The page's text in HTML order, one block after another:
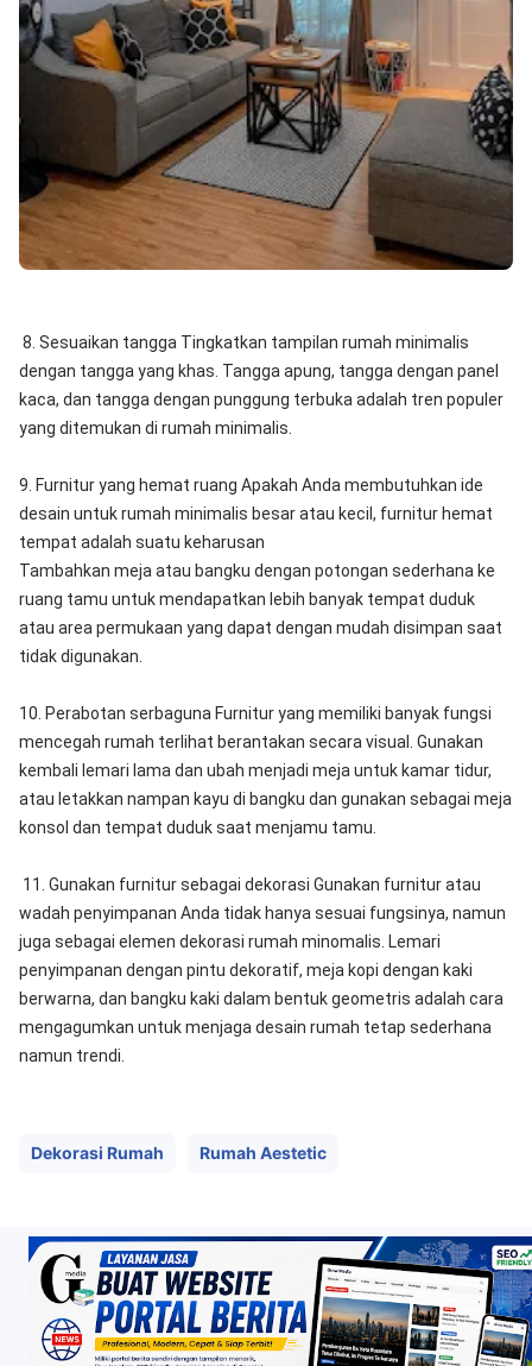
8. Sesuaikan tangga Tingkatkan tampilan rumah minimalis
dengan tangga yang khas. Tangga apung, tangga dengan panel
kaca, dan tangga dengan punggung terbuka adalah tren populer
yang ditemukan di rumah minimalis.
9. Furnitur yang hemat ruang Apakah Anda membutuhkan ide
desain untuk rumah minimalis besar atau kecil, furnitur hemat
tempat adalah suatu keharusan
Tambahkan meja atau bangku dengan potongan sederhana ke
ruang tamu untuk mendapatkan lebih banyak tempat duduk
atau area permukaan yang dapat dengan mudah disimpan saat
tidak digunakan.
10. Perabotan serbaguna Furnitur yang memiliki banyak fungsi
mencegah rumah terlihat berantakan secara visual. Gunakan
kembali lemari lama dan ubah menjadi meja untuk kamar tidur,
atau letakkan nampan kayu di bangku dan gunakan sebagai meja
konsol dan tempat duduk saat menjamu tamu.
11. Gunakan furnitur sebagai dekorasi Gunakan furnitur atau
wadah penyimpanan Anda tidak hanya sesuai fungsinya, namun
juga sebagai elemen dekorasi rumah minomalis. Lemari
penyimpanan dengan pintu dekoratif, meja kopi dengan kaki
berwarna, dan bangku kaki dalam bentuk geometris adalah cara
mengagumkan untuk menjaga desain rumah tetap sederhana
namun trendi.
Dekorasi Rumah Rumah Aestetic